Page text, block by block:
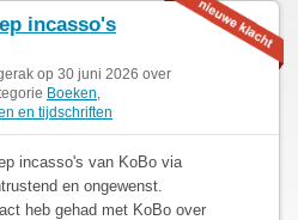
incasso's
op 30 juni 2026 over
Boeken
en tijdschriften
incasso's van KoBo via
en ongewenst.
heb gehad met KoBo over